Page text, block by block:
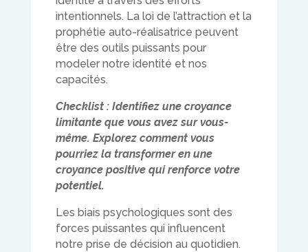
intentionnels. La loi de l’attraction et la
prophétie auto-réalisatrice peuvent
être des outils puissants pour
modeler notre identité et nos
capacités.
Checklist : Identifiez une croyance
limitante que vous avez sur vous-
même. Explorez comment vous
pourriez la transformer en une
croyance positive qui renforce votre
potentiel.
Les biais psychologiques sont des
forces puissantes qui influencent
notre prise de décision au quotidien.